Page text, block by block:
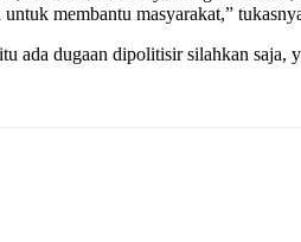
membantu masyarakat,”
ada dugaan dipolitisir silahkan